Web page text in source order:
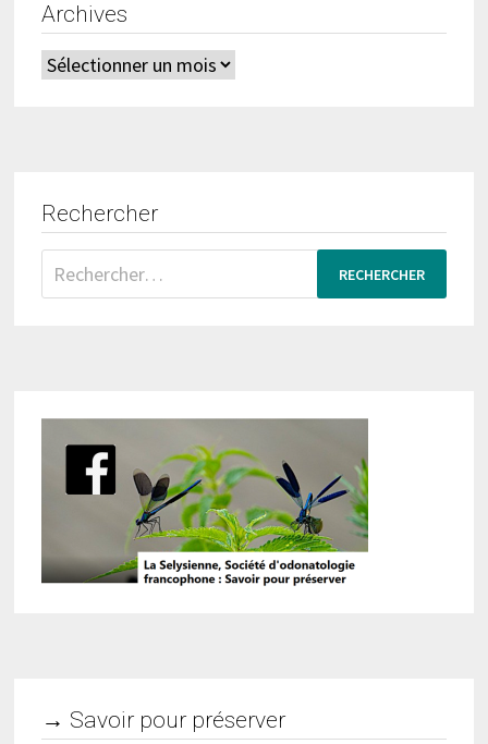
Archives
Archives
Rechercher
Rechercher :
→ Savoir pour préserver